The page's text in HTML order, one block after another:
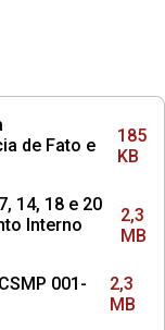
de Fato e
185
KB
14, 18 e 20
Interno
2,3
MB
001-
2,3
MB